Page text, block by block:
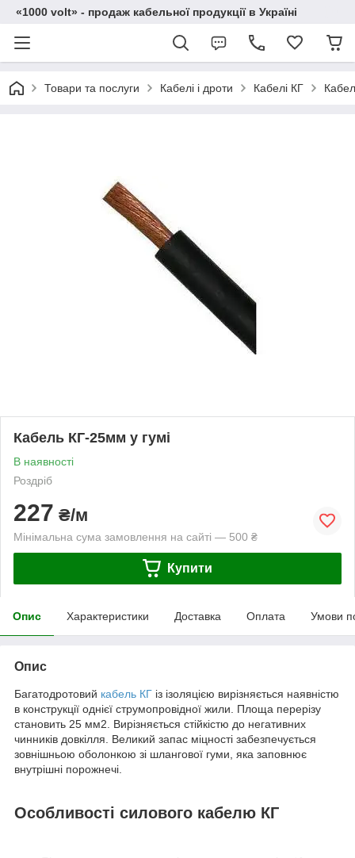
«1000 volt» - продаж кабельної продукції в Україні
Товари та послуги Кабелі і дроти Кабелі КГ
Кабель КГ-25мм у гумі
В наявності
Роздріб
227 ₴/м
Мінімальна сума замовлення на сайті — 500 ₴
Купити
Опис Характеристики Доставка Оплата Умови
Опис
Багатодротовий кабель КГ із ізоляцією вирізняється наявністю
в конструкції однієї струмопровідної жили. Площа перерізу
становить 25 мм2. Вирізняється стійкістю до негативних
чинників довкілля. Великий запас міцності забезпечується
зовнішньою оболонкою зі шлангової гуми, яка заповнює
внутрішні порожнечі.
Особливості силового кабелю КГ